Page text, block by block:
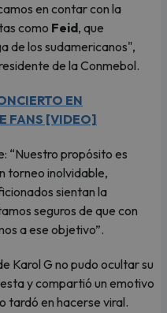
en contar con la
como Feid, que
de los sudamericanos",
de la Conmebol.
EN
FANS [VIDEO]
“Nuestro propósito es
torneo inolvidable,
sientan la
seguros de que con
a ese objetivo”.
Karol G no pudo ocultar su
y compartió un emotivo
tardó en hacerse viral.